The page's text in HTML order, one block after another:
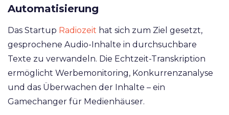
Automatisierung
Das Startup Radiozeit hat sich zum Ziel gesetzt,
gesprochene Audio-Inhalte in durchsuchbare
Texte zu verwandeln. Die Echtzeit-Transkription
ermöglicht Werbemonitoring, Konkurrenzanalyse
und das Überwachen der Inhalte – ein
Gamechanger für Medienhäuser.